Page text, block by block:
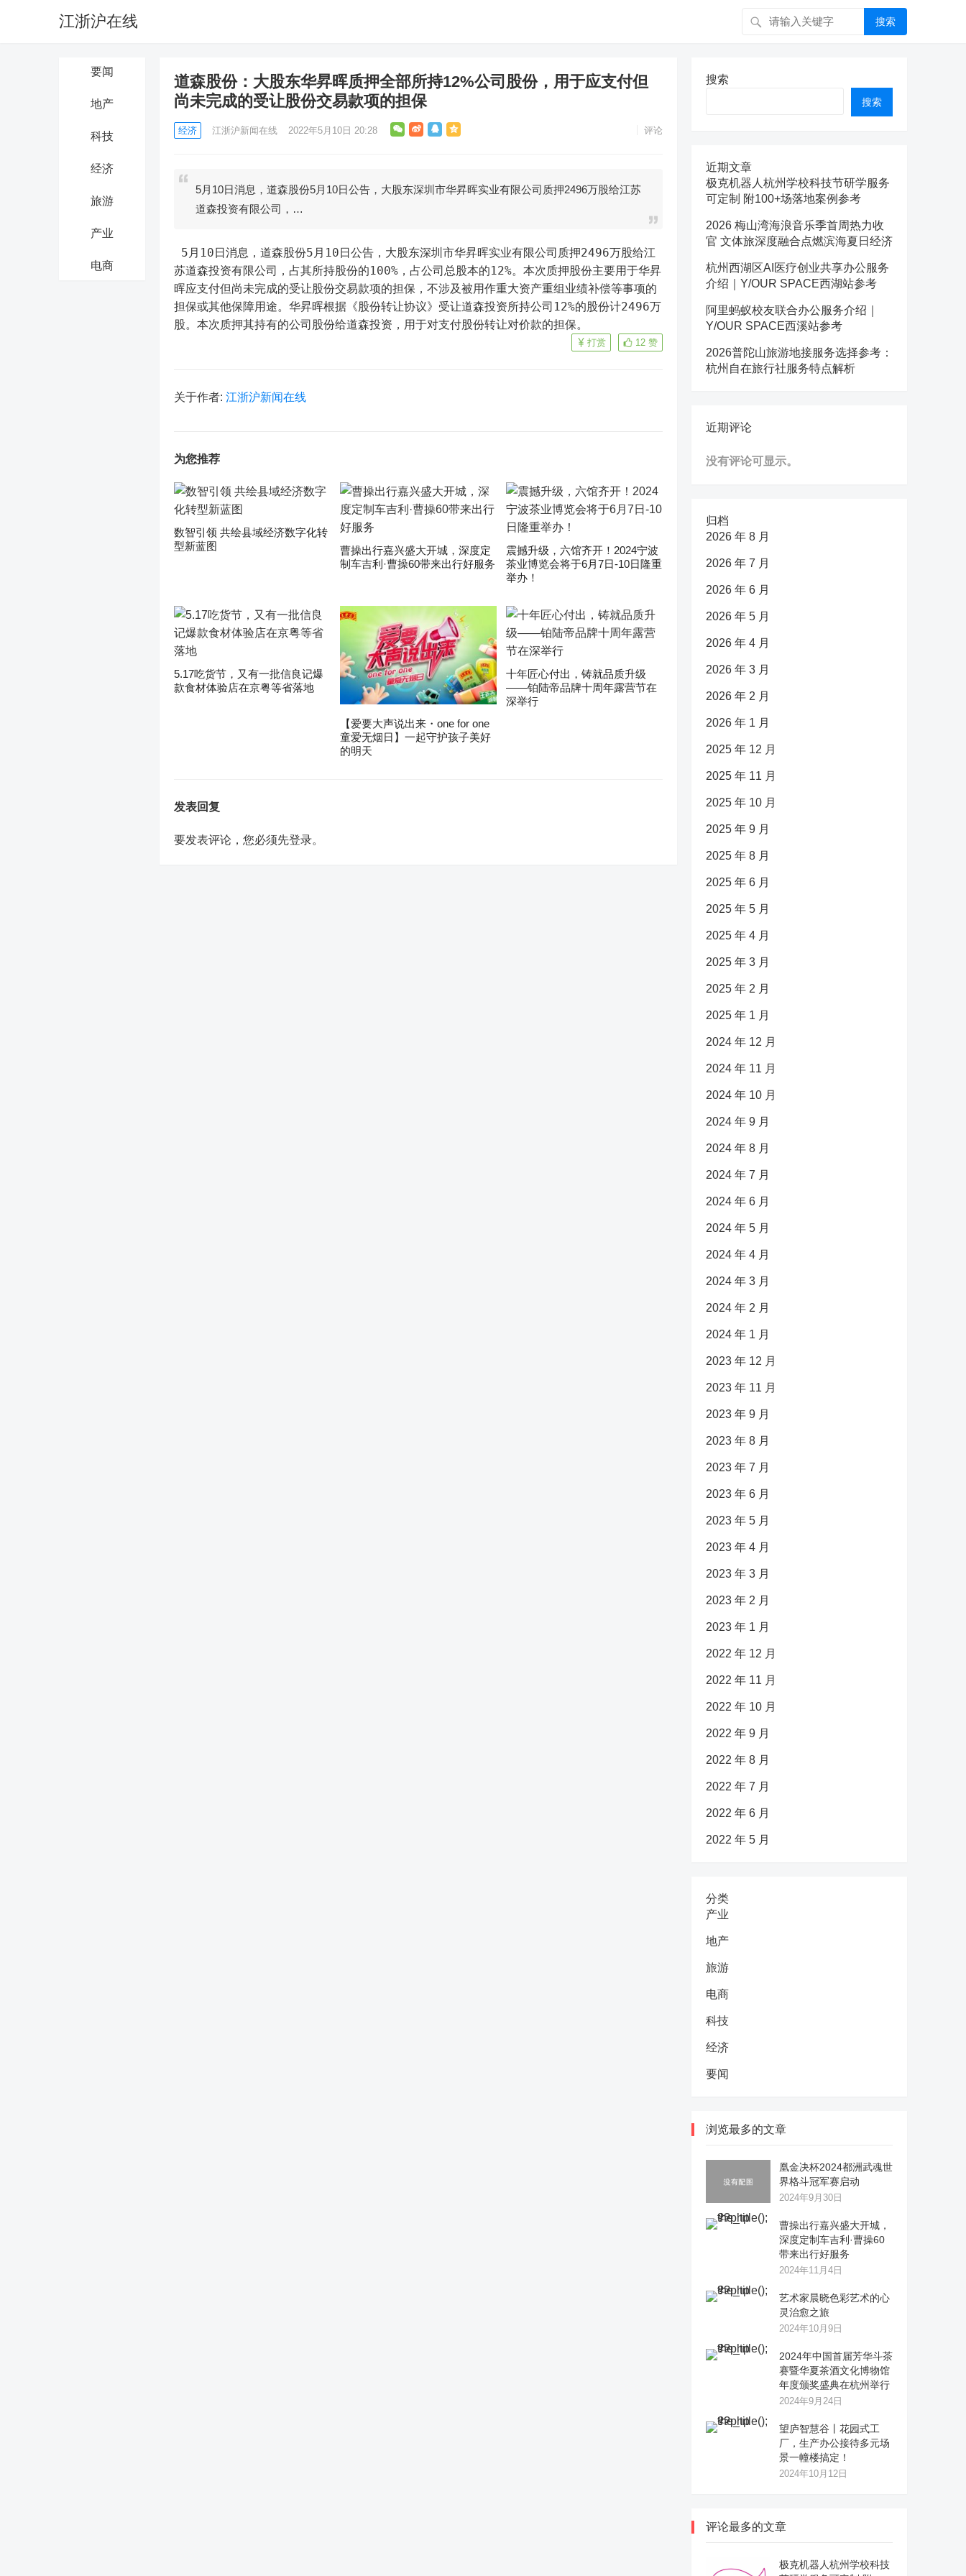
江浙沪在线 搜索
要闻
地产
科技
经济
旅游
产业
电商
道森股份：大股东华昇晖质押全部所持12%公司股份，用于应支付但
尚未完成的受让股份交易款项的担保
经济 江浙沪新闻在线 2022年5月10日 20:28 评论
5月10日消息，道森股份5月10日公告，大股东深圳市华昇晖实业有限公司质押2496万股给江苏
道森投资有限公司，…
苏道森投资有限公司，占其所持股份的100%，占公司总股本的12%。本次质押股份主要用于华昇
晖应支付但尚未完成的受让股份交易款项的担保，不涉及被用作重大资产重组业绩补偿等事项的
担保或其他保障用途。华昇晖根据《股份转让协议》受让道森投资所持公司12%的股份计2496万
股。本次质押其持有的公司股份给道森投资，用于对支付股份转让对价款的担保。
12 赞
打赏
关于作者: 江浙沪新闻在线
为您推荐
数智引领 共绘县域经济数字化转
型新蓝图
曹操出行嘉兴盛大开城，深度定
制车吉利·曹操60带来出行好服务
震撼升级，六馆齐开！2024宁波
茶业博览会将于6月7日-10日隆重
举办！
5.17吃货节，又有一批信良记爆
款食材体验店在京粤等省落地
【爱要大声说出来・one for one
童爱无烟日】一起守护孩子美好
的明天
十年匠心付出，铸就品质升级
——铂陆帝品牌十周年露营节在
深举行
发表回复
要发表评论，您必须先登录。
搜索
搜索
近期文章
极克机器人杭州学校科技节研学服务
可定制 附100+场落地案例参考
2026 梅山湾海浪音乐季首周热力收
官 文体旅深度融合点燃滨海夏日经济
杭州西湖区AI医疗创业共享办公服务
介绍｜Y/OUR SPACE西湖站参考
阿里蚂蚁校友联合办公服务介绍｜
Y/OUR SPACE西溪站参考
2026普陀山旅游地接服务选择参考：
杭州自在旅行社服务特点解析
近期评论
没有评论可显示。
归档
2026 年 8 月
2026 年 7 月
2026 年 6 月
2026 年 5 月
2026 年 4 月
2026 年 3 月
2026 年 2 月
2026 年 1 月
2025 年 12 月
2025 年 11 月
2025 年 10 月
2025 年 9 月
2025 年 8 月
2025 年 6 月
2025 年 5 月
2025 年 4 月
2025 年 3 月
2025 年 2 月
2025 年 1 月
2024 年 12 月
2024 年 11 月
2024 年 10 月
2024 年 9 月
2024 年 8 月
2024 年 7 月
2024 年 6 月
2024 年 5 月
2024 年 4 月
2024 年 3 月
2024 年 2 月
2024 年 1 月
2023 年 12 月
2023 年 11 月
2023 年 9 月
2023 年 8 月
2023 年 7 月
2023 年 6 月
2023 年 5 月
2023 年 4 月
2023 年 3 月
2023 年 2 月
2023 年 1 月
2022 年 12 月
2022 年 11 月
2022 年 10 月
2022 年 9 月
2022 年 8 月
2022 年 7 月
2022 年 6 月
2022 年 5 月
分类
产业
地产
旅游
电商
科技
经济
要闻
浏览最多的文章
凰金决杯2024都洲武魂世
界格斗冠军赛启动
2024年9月30日
曹操出行嘉兴盛大开城，
深度定制车吉利·曹操60
带来出行好服务
2024年11月4日
艺术家晨晓色彩艺术的心
灵治愈之旅
2024年10月9日
2024年中国首届芳华斗茶
赛暨华夏茶酒文化博物馆
年度颁奖盛典在杭州举行
2024年9月24日
望庐智慧谷丨花园式工
厂，生产办公接待多元场
景一幢楼搞定！
2024年10月12日
评论最多的文章
极克机器人杭州学校科技